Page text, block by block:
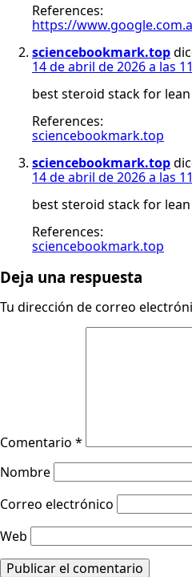
References:
https://
sciencebookmark.top
14 de abril de 2026 a las
best steroid stack for
References:
sciencebookmark.top
sciencebookmark.top
14 de abril de 2026 a las
best steroid stack for
References:
sciencebookmark.top
Deja una respuesta
Tu dirección de correo
Comentario *
Nombre
Correo electrónico
Web